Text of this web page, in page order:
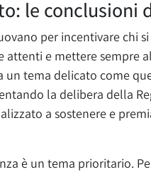
le conclusioni
per incentivare chi
attenti e mettere sempre
tema delicato come
la delibera della
a sostenere e
è un tema prioritario.